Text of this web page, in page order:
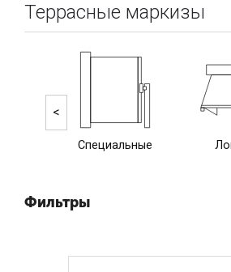
Террасные маркизы
Специальные
<
Фильтры